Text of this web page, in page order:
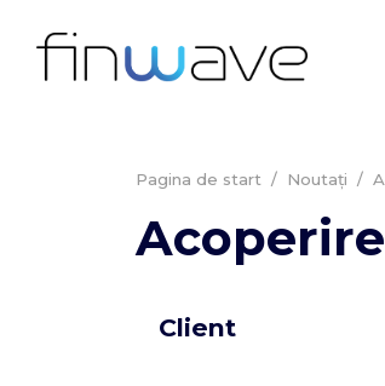
Pagina de start / Noutați /
Client